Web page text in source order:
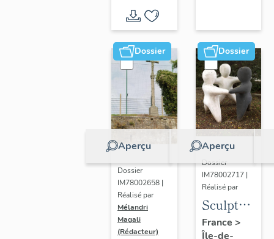
Dossier
Aperçu
Dossier
IM78002658 |
Réalisé par
Mélandri
Magali
(Rédacteur)
Dossier
Aperçu
Dossier
IM78002717 |
Réalisé par
Sculpture
: la
France >
Île-de-